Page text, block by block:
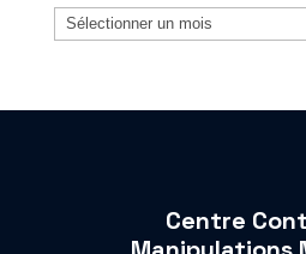
Archives
Centre